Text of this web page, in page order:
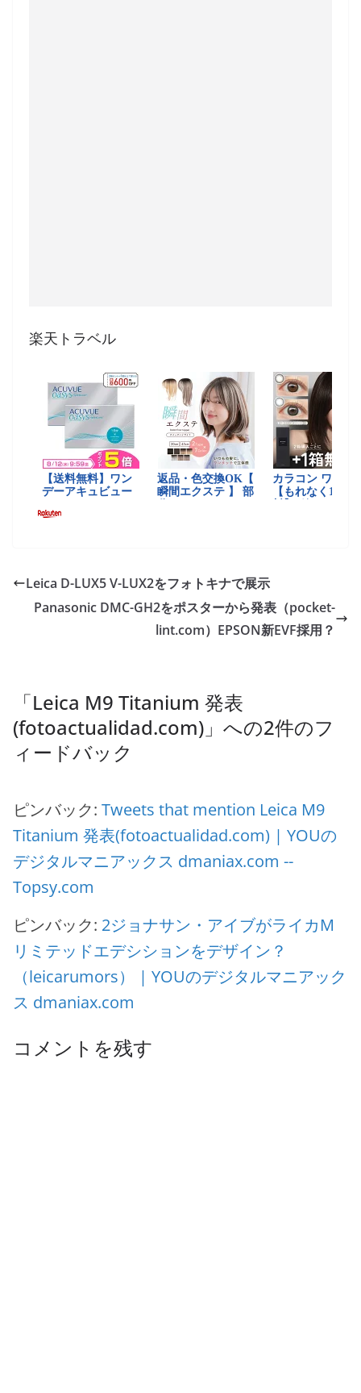
楽天トラベル
Leica D-LUX5 V-LUX2をフォトキナで展示
Panasonic DMC-GH2をポスターから発表（pocket-
lint.com）EPSON新EVF採用？
「Leica M9 Titanium 発表
(fotoactualidad.com) 」への2件のフ
ィードバック
ピンバック: Tweets that mention Leica M9
Titanium 発表(fotoactualidad.com) | YOUの
デジタルマニアックス dmaniax.com --
Topsy.com
ピンバック: 2ジョナサン・アイブがライカM
リミテッドエデシションをデザイン？
（leicarumors） | YOUのデジタルマニアック
ス dmaniax.com
コメントを残す